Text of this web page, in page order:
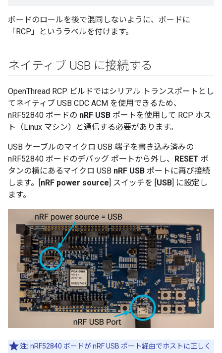
ボードのロールを後で混同しないように、ボードに
「RCP」というラベルを付けます。
ネイティブ USB に接続する
OpenThread RCP ビルドではシリアル トランスポートとし
てネイティブ USB CDC ACM を使用できるため、
nRF52840 ボードの nRF USB ポートを使用して RCP ホス
ト（Linux マシン）と通信する必要があります。
USB ケーブルのマイクロ USB 端子を書き込み済みの
nRF52840 ボードのデバッグ ポートから外し、
RESET ボ
タンの横にあるマイクロ USB nRF USB ポートに再び接続
します。[ nRF power source ] スイッチを [ USB ] に設定し
ます。
注: nRF52840 ボードが nRF USB ポート経由でホストに正しく